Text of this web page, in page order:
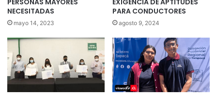
NECESITADAS
mayo 14, 2023
PARA CONDUCTORES
agosto 9, 2024